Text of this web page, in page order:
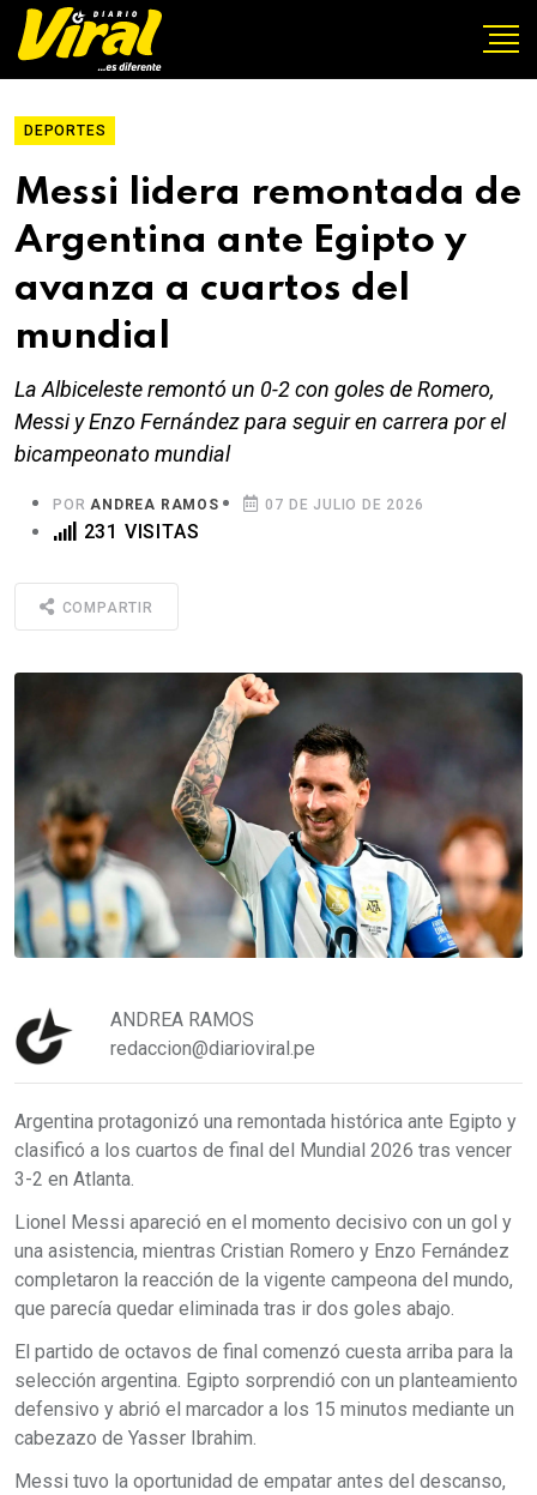
DEPORTES
Messi lidera remontada de
Argentina ante Egipto y
avanza a cuartos del
mundial
La Albiceleste remontó un 0-2 con goles de Romero,
Messi y Enzo Fernández para seguir en carrera por el
bicampeonato mundial
PORANDREA RAMOS 07 DE JULIO DE 2026
231 VISITAS
COMPARTIR
ANDREA RAMOS
redaccion@diarioviral.pe
Argentina protagonizó una remontada histórica ante Egipto y
clasificó a los cuartos de final del Mundial 2026 tras vencer
3-2 en Atlanta.
Lionel Messi apareció en el momento decisivo con un gol y
una asistencia, mientras Cristian Romero y Enzo Fernández
completaron la reacción de la vigente campeona del mundo,
que parecía quedar eliminada tras ir dos goles abajo.
El partido de octavos de final comenzó cuesta arriba para la
selección argentina. Egipto sorprendió con un planteamiento
defensivo y abrió el marcador a los 15 minutos mediante un
cabezazo de Yasser Ibrahim.
Messi tuvo la oportunidad de empatar antes del descanso,